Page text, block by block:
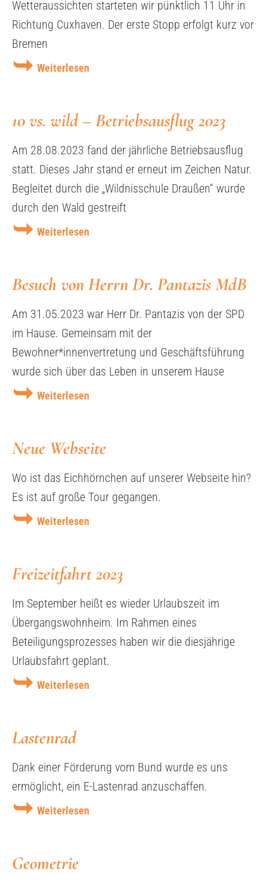
Wetteraussichten starteten wir pünktlich 11 Uhr in
Richtung Cuxhaven. Der erste Stopp erfolgt kurz vor
Bremen
Weiterlesen
10 vs. wild – Betriebsausflug 2023
Am 28.08.2023 fand der jährliche Betriebsausflug
statt. Dieses Jahr stand er erneut im Zeichen Natur.
Begleitet durch die „Wildnisschule Draußen“ wurde
durch den Wald gestreift
Weiterlesen
Besuch von Herrn Dr. Pantazis MdB
Am 31.05.2023 war Herr Dr. Pantazis von der SPD
im Hause. Gemeinsam mit der
Bewohner*innenvertretung und Geschäftsführung
wurde sich über das Leben in unserem Hause
Weiterlesen
Neue Webseite
Wo ist das Eichhörnchen auf unserer Webseite hin?
Es ist auf große Tour gegangen.
Weiterlesen
Freizeitfahrt 2023
Im September heißt es wieder Urlaubszeit im
Übergangswohnheim. Im Rahmen eines
Beteiligungsprozesses haben wir die diesjährige
Urlaubsfahrt geplant.
Weiterlesen
Lastenrad
Dank einer Förderung vom Bund wurde es uns
ermöglicht, ein E-Lastenrad anzuschaffen.
Weiterlesen
Geometrie